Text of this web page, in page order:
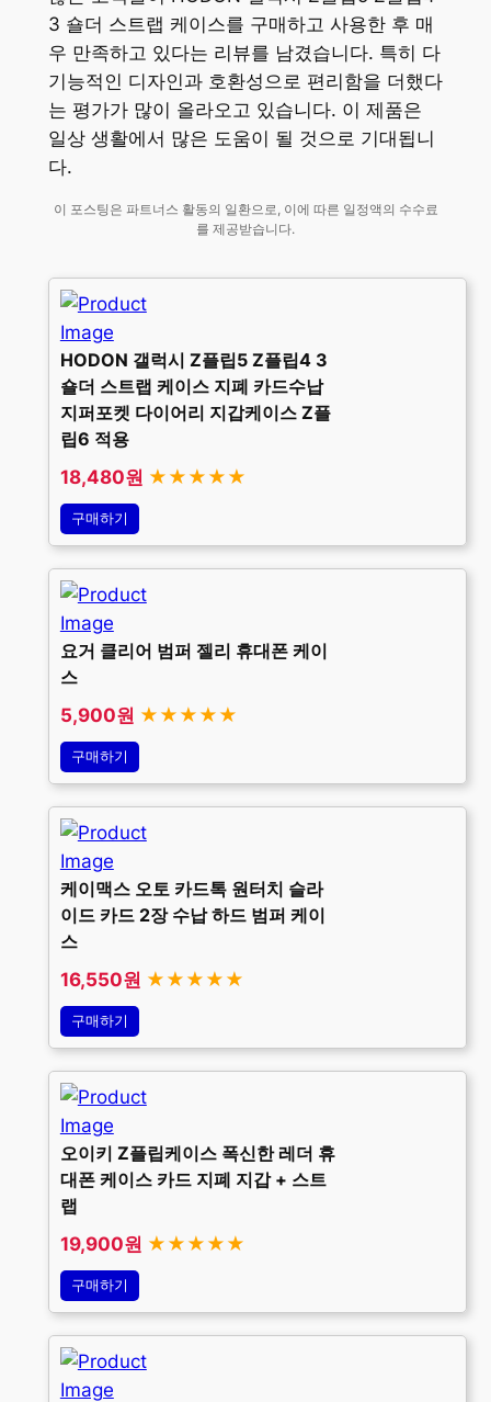
3 숄더 스트랩 케이스를 구매하고 사용한 후 매
우 만족하고 있다는 리뷰를 남겼습니다. 특히 다
기능적인 디자인과 호환성으로 편리함을 더했다
는 평가가 많이 올라오고 있습니다. 이 제품은
일상 생활에서 많은 도움이 될 것으로 기대됩니
다.
이 포스팅은 파트너스 활동의 일환으로, 이에 따른 일정액의 수수료
를 제공받습니다.
HODON 갤럭시 Z플립5 Z플립4 3
숄더 스트랩 케이스 지폐 카드수납
지퍼포켓 다이어리 지갑케이스 Z플
립6 적용
18,480원 ★★★★★
구매하기
요거 클리어 범퍼 젤리 휴대폰 케이
스
5,900원 ★★★★★
구매하기
케이맥스 오토 카드톡 원터치 슬라
이드 카드 2장 수납 하드 범퍼 케이
스
16,550원 ★★★★★
구매하기
오이키 Z플립케이스 폭신한 레더 휴
대폰 케이스 카드 지폐 지갑 + 스트
랩
19,900원 ★★★★★
구매하기